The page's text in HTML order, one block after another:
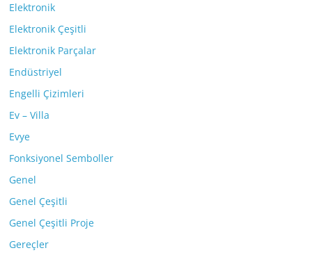
Elektronik
Elektronik Çeşitli
Elektronik Parçalar
Endüstriyel
Engelli Çizimleri
Ev – Villa
Evye
Fonksiyonel Semboller
Genel
Genel Çeşitli
Genel Çeşitli Proje
Gereçler